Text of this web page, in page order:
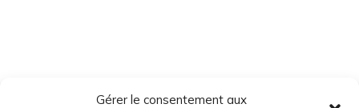
Gérer le consentement aux